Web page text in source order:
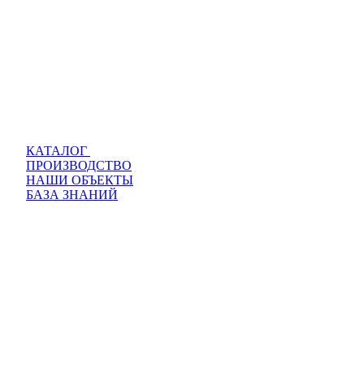
КАТАЛОГ
ПРОИЗВОДСТВО
НАШИ ОБЪЕКТЫ
БАЗА ЗНАНИЙ